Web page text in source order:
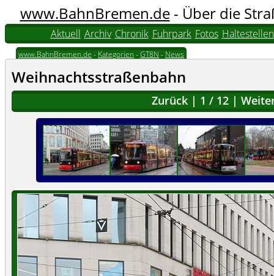
www.BahnBremen.de- Über die
Aktuell Archiv Chronik Fuhrpark Fotos Haltestellen
www.BahnBremen.de - Kategorien -GT8N - News
Weihnachtsstraßenbahn
Zurück | 1 / 12 |